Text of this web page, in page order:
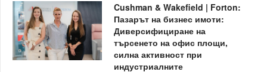
Cushman & Wakefield | Forton:
Пазарът на бизнес имоти:
Диверсифициране на
търсенето на офис площи,
силна активност при
индустриалните